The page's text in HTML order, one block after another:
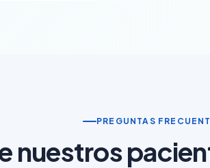
PREGUNTAS
nuestros